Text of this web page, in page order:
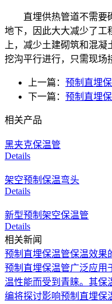
直埋供热管道不需要砌
地下，因此大大减少了工
上，减少土建砌筑和混
挖沟平行进行，只需现场
上一篇： 预制直埋
下一篇： 预制直埋
相关产品
黑夹克保温管
Details
架空预制保温弯头
Details
新型预制架空保温管
Details
相关新闻
预制直埋保温管保温效果
预制直埋保温管广泛应用
温性能而受到青睐。其保
编将探讨影响预制直埋保